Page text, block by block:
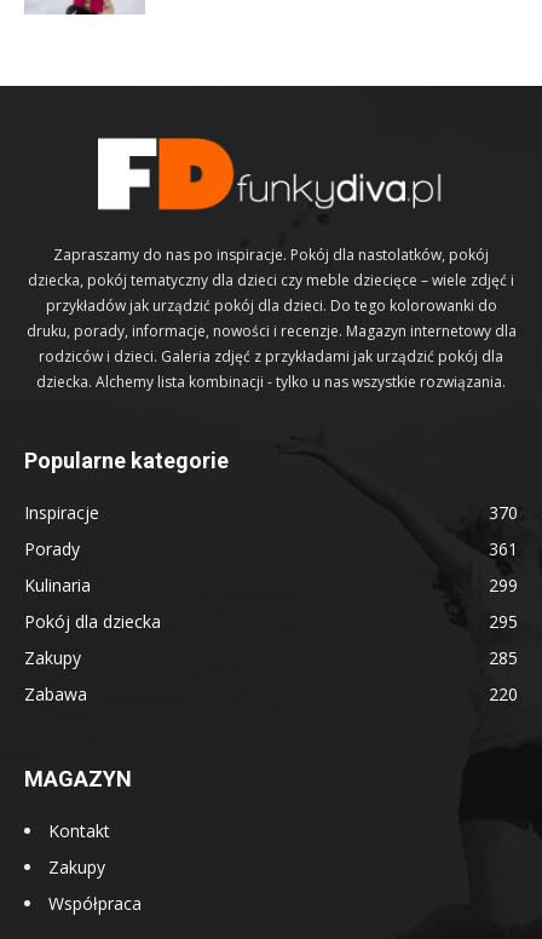
Zapraszamy do nas po inspiracje. Pokój dla nastolatków, pokój
dziecka, pokój tematyczny dla dzieci czy meble dziecięce – wiele zdjęć i
przykładów jak urządzić pokój dla dzieci. Do tego kolorowanki do
druku, porady, informacje, nowości i recenzje. Magazyn internetowy dla
rodziców i dzieci. Galeria zdjęć z przykładami jak urządzić pokój dla
dziecka. Alchemy lista kombinacji - tylko u nas wszystkie rozwiązania.
Popularne kategorie
Inspiracje
370
Porady
361
Kulinaria
299
Pokój dla dziecka
295
Zakupy
285
Zabawa
220
MAGAZYN
Kontakt
Zakupy
Współpraca